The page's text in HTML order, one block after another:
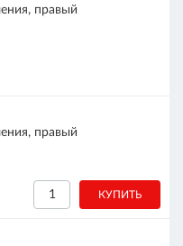
правый
правый